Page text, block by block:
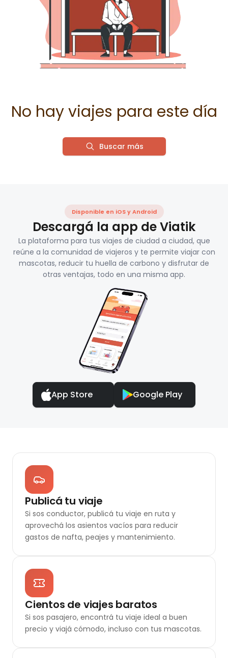
No hay viajes para este día
Buscar más
Disponible en iOS y Android
Descargá la app de Viatik
La plataforma para tus viajes de ciudad a ciudad, que
reúne a la comunidad de viajeros y te permite viajar con
mascotas, reducir tu huella de carbono y disfrutar de
otras ventajas, todo en una misma app.
App Store Google Play
Publicá tu viaje
Si sos conductor, publicá tu viaje en ruta y
aprovechá los asientos vacíos para reducir
gastos de nafta, peajes y mantenimiento.
Cientos de viajes baratos
Si sos pasajero, encontrá tu viaje ideal a buen
precio y viajá cómodo, incluso con tus mascotas.